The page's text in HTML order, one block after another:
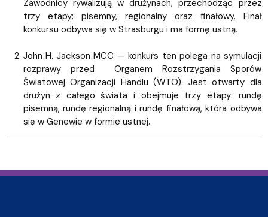
Zawodnicy rywalizują w drużynach, przechodząc przez
trzy etapy: pisemny, regionalny oraz finałowy. Finał
konkursu odbywa się w Strasburgu i ma formę ustną.
John H. Jackson MCC — konkurs ten polega na symulacji
rozprawy przed Organem Rozstrzygania Sporów
Światowej Organizacji Handlu (WTO). Jest otwarty dla
drużyn z całego świata i obejmuje trzy etapy: rundę
pisemną, rundę regionalną i rundę finałową, która odbywa
się w Genewie w formie ustnej.